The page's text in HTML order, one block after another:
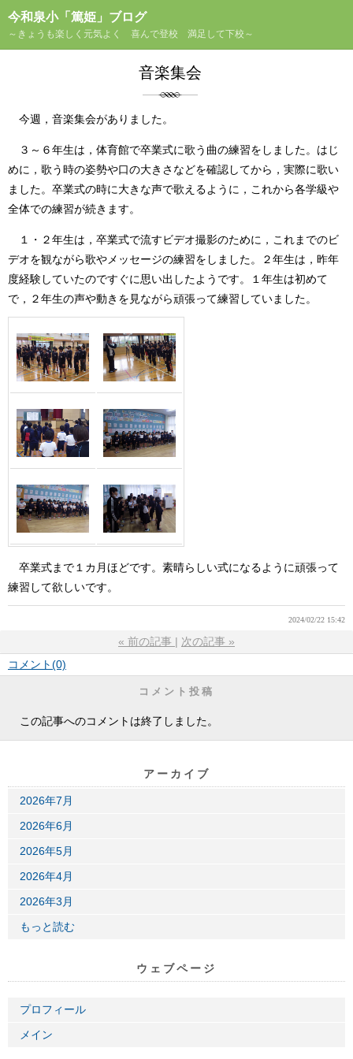
今和泉小「篤姫」ブログ
～きょうも楽しく元気よく 喜んで登校 満足して下校～
音楽集会
今週，音楽集会がありました。
３～６年生は，体育館で卒業式に歌う曲の練習をしました。はじ
めに，歌う時の姿勢や口の大きさなどを確認してから，実際に歌い
ました。卒業式の時に大きな声で歌えるように，これから各学級や
全体での練習が続きます。
１・２年生は，卒業式で流すビデオ撮影のために，これまでのビ
デオを観ながら歌やメッセージの練習をしました。２年生は，昨年
度経験していたのですぐに思い出したようです。１年生は初めて
で，２年生の声や動きを見ながら頑張って練習していました。
卒業式まで１カ月ほどです。素晴らしい式になるように頑張って
練習して欲しいです。
2024/02/22 15:42
« 前の記事 次の記事 »
コメント(0)
コメント投稿
この記事へのコメントは終了しました。
アーカイブ
2026年7月
2026年6月
2026年5月
2026年4月
2026年3月
もっと読む
ウェブページ
プロフィール
メイン